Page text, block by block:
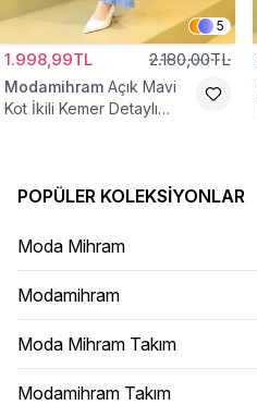
5
1.998,99TL 2.180,00TL
Modamihram Açık Mavi
Kot İkili Kemer Detaylı
POPÜLER KOLEKSIYONLAR
Moda Mihram
Modamihram
Moda Mihram Takım
Modamihram Takım